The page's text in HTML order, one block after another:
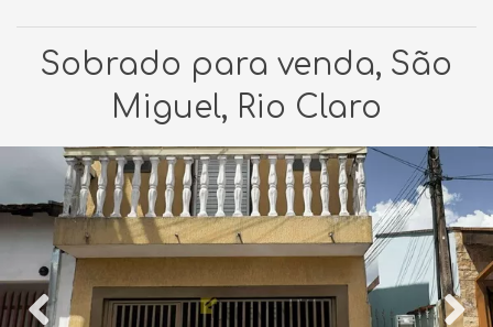
Sobrado para venda, São
Miguel, Rio Claro